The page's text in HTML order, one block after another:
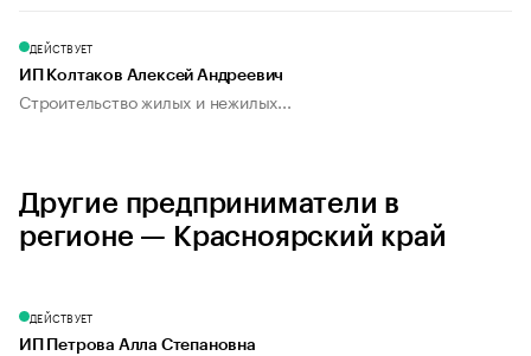
ДЕЙСТВУЕТ
ИП Колтаков Алексей Андреевич
Строительство жилых и нежилых...
Другие предприниматели в
регионе — Красноярский край
ДЕЙСТВУЕТ
ИП Петрова Алла Степановна